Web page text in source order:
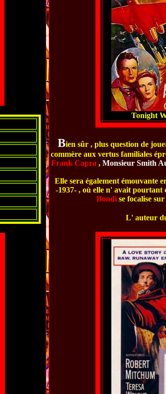
Tonight
Bien sûr , plus question de
commère aux vertus familiales
Frank Capra , Monsieur Smith
Elle sera également émouvante
-1937- , où elle n' avait pourtant
Bondi se focalise
L' auteur